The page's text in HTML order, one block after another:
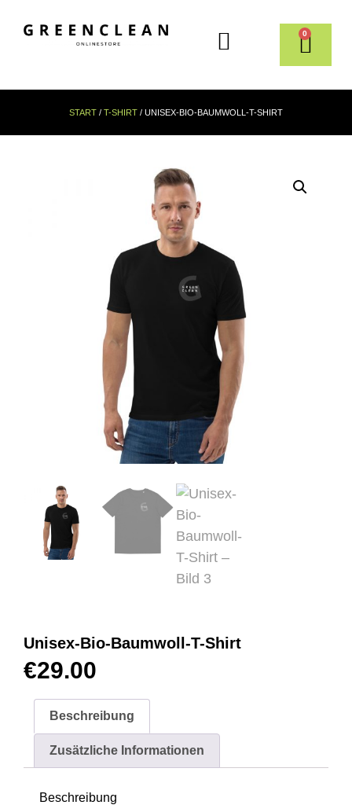
0
START / T-SHIRT / UNISEX-BIO-BAUMWOLL-T-SHIRT
Unisex-Bio-Baumwoll-T-Shirt
€29.00
Beschreibung
Zusätzliche Informationen
Beschreibung